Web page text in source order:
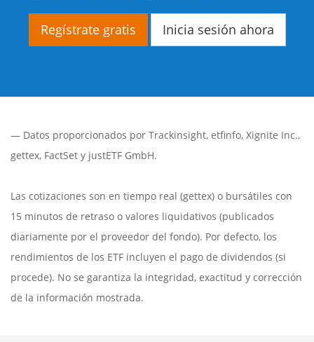
Regístrate gratis Inicia sesión ahora
— Datos proporcionados por Trackinsight, etfinfo, Xignite Inc.,
gettex, FactSet y justETF GmbH.
Las cotizaciones son en tiempo real (gettex) o bursátiles con
15 minutos de retraso o valores liquidativos (publicados
diariamente por el proveedor del fondo). Por defecto, los
rendimientos de los ETF incluyen el pago de dividendos (si
procede). No se garantiza la integridad, exactitud y corrección
de la información mostrada.